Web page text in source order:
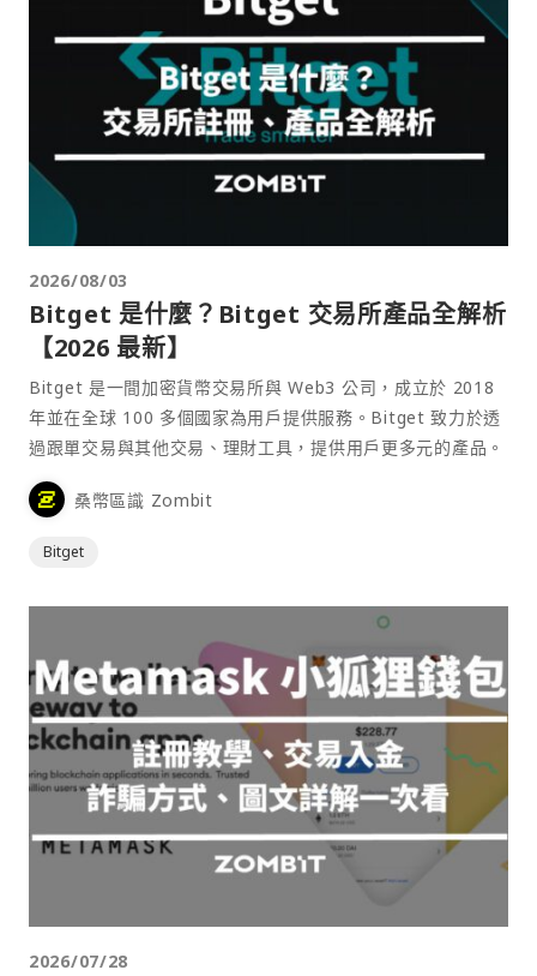
2026/08/03
Bitget 是什麼？Bitget 交易所產品全解析
【2026 最新】
Bitget 是一間加密貨幣交易所與 Web3 公司，成立於 2018
年並在全球 100 多個國家為用戶提供服務。Bitget 致力於透
過跟單交易與其他交易、理財工具，提供用戶更多元的產品。
桑幣區識 Zombit
Bitget
2026/07/28